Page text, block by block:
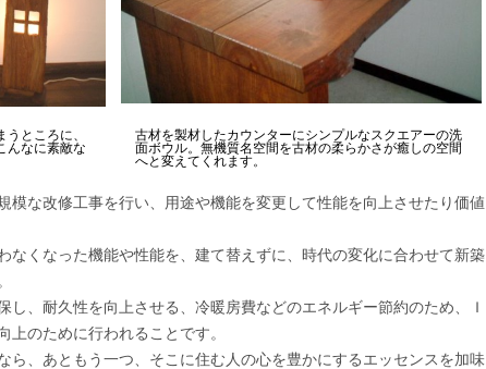
ところに、
んなに素敵な
古材を製材したカウンターにシンプルなスクエアーの洗
面ボウル。無機質名空間を古材の柔らかさが癒しの空間
へと変えてくれます。
模な改修工事を行い、用途や機能を変更して性能を向上させたり価値
なくなった機能や性能を、建て替えずに、時代の変化に合わせて新築
し、耐久性を向上させる、冷暖房費などのエネルギー節約のため、Ｉ
上のために行われることです。
ら、あともう一つ、そこに住む人の心を豊かにするエッセンスを加味